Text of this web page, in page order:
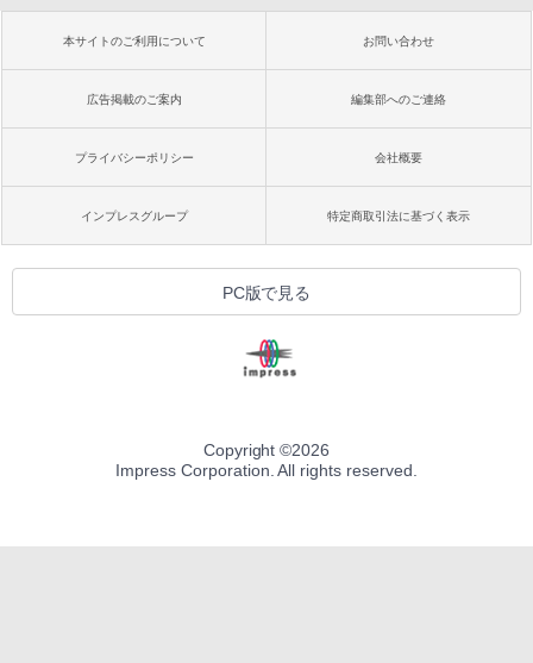
本サイトのご利用について お問い合わせ
広告掲載のご案内 編集部へのご連絡
プライバシーポリシー 会社概要
インプレスグループ 特定商取引法に基づく表示
PC版で見る
Copyright ©2026
Impress Corporation. All rights reserved.